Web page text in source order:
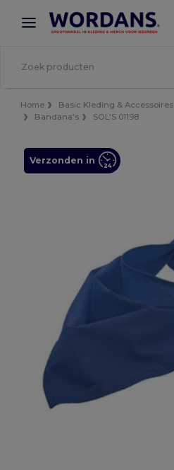
× Wordans-app
Betere prijzen in de app!
Home Basic Kleding & Accessoires
Bandana's
SOL'S 01198
Verzonden in